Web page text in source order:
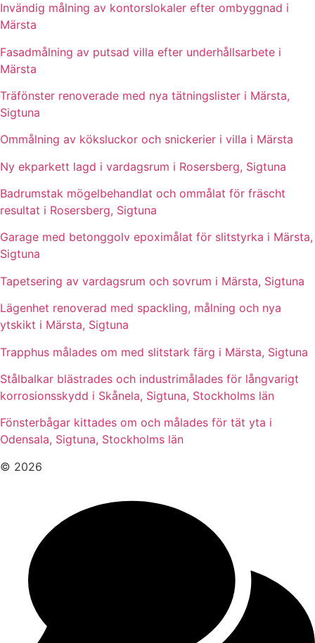
Invändig målning av kontorslokaler efter ombyggnad i
Märsta
Fasadmålning av putsad villa efter underhållsarbete i
Märsta
Träfönster renoverade med nya tätningslister i Märsta,
Sigtuna
Ommålning av köksluckor och snickerier i villa i Märsta
Ny ekparkett lagd i vardagsrum i Rosersberg, Sigtuna
Badrumstak mögelbehandlat och ommålat för fräscht
resultat i Rosersberg, Sigtuna
Garage med betonggolv epoximålat för slitstyrka i Märsta,
Sigtuna
Tapetsering av vardagsrum och sovrum i Märsta, Sigtuna
Lägenhet renoverad med spackling, målning och nya
ytskikt i Märsta, Sigtuna
Trapphus målades om med slitstark färg i Märsta, Sigtuna
Stålbalkar blästrades och industrimålades för långvarigt
korrosionsskydd i Skånela, Sigtuna, Stockholms län
Fönsterbågar kittades om och målades för tät yta i
Odensala, Sigtuna, Stockholms län
© 2026